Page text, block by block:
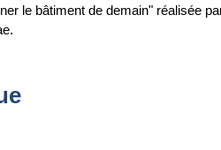
le bâtiment de demain" réalisée